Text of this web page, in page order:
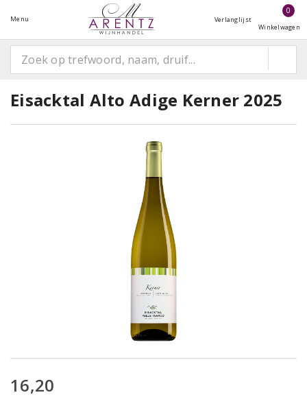
Menu Verlanglijst
0
Winkelwagen
Eisacktal Alto Adige Kerner 2025
16,20